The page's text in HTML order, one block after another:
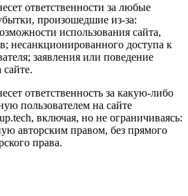
ответственности за любые
произошедшие из-за:
использования сайта,
несанкционированного доступа к
заявления или поведение
ответственность за какую-либо
пользователем на сайте
включая, но не ограничиваясь:
авторским правом, без прямого
права.